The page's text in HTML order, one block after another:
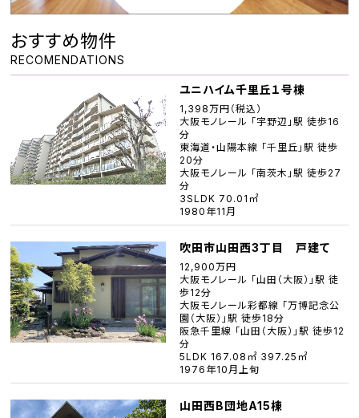
おすすめ物件
RECOMENDATIONS
ユニハイム千里丘１号棟
1,398万円（税込）
大阪モノレール 「宇野辺」駅 徒歩16
分
東海道・山陽本線 「千里丘」駅 徒歩
20分
大阪モノレール 「南茨木」駅 徒歩27
分
3SLDK 70.01㎡
1980年11月
吹田市山田西3丁目 戸建て
12,900万円
大阪モノレール 「山田（大阪）」駅 徒
歩12分
大阪モノレール彩都線 「万博記念公
園（大阪）」駅 徒歩18分
阪急千里線 「山田（大阪）」駅 徒歩12
分
5LDK 167.08㎡ 397.25㎡
1976年10月上旬
山田西B団地A15棟